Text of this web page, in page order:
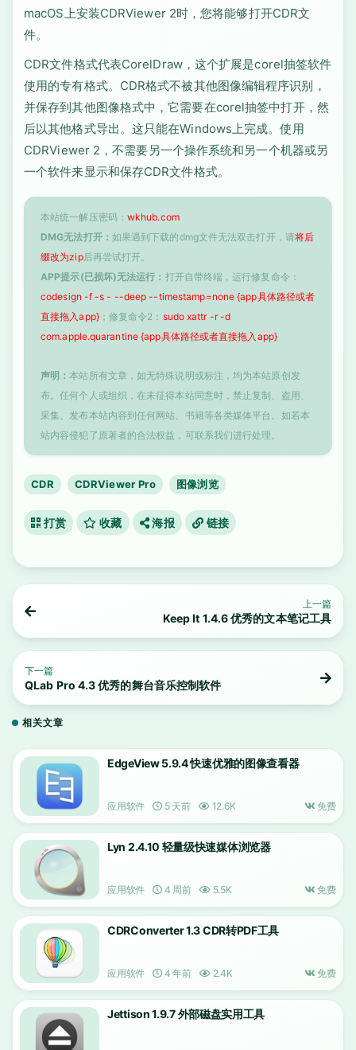
macOS上安装CDRViewer 2时，您将能够打开CDR文
件。
CDR文件格式代表CorelDraw，这个扩展是corel抽签软件
使用的专有格式。CDR格式不被其他图像编辑程序识别，
并保存到其他图像格式中，它需要在corel抽签中打开，然
后以其他格式导出。这只能在Windows上完成。使用
CDRViewer 2，不需要另一个操作系统和另一个机器或另
一个软件来显示和保存CDR文件格式。
本站统一解压密码： wkhub.com
DMG无法打开： 如果遇到下载的dmg文件无法双击打开，请将后
缀改为zip后再尝试打开。
APP提示(已损坏)无法运行： 打开自带终端，运行修复命令：
codesign -f -s - --deep --timestamp=none {app具体路径或者
直接拖入app}；修复命令2： sudo xattr -r -d
com.apple.quarantine {app具体路径或者直接拖入app}
声明：本站所有文章，如无特殊说明或标注，均为本站原创发
布。任何个人或组织，在未征得本站同意时，禁止复制、盗用、
采集、发布本站内容到任何网站、书籍等各类媒体平台。如若本
站内容侵犯了原著者的合法权益，可联系我们进行处理。
CDR CDRViewer Pro 图像浏览
打赏 收藏 海报 链接
上一篇
Keep It 1.4.6 优秀的文本笔记工具
下一篇
QLab Pro 4.3 优秀的舞台音乐控制软件
相关文章
EdgeView 5.9.4 快速优雅的图像查看器
应用软件 5 天前 12.6K 免费
Lyn 2.4.10 轻量级快速媒体浏览器
应用软件 4 周前 5.5K 免费
CDRConverter 1.3 CDR转PDF工具
应用软件 4 年前 2.4K 免费
Jettison 1.9.7 外部磁盘实用工具